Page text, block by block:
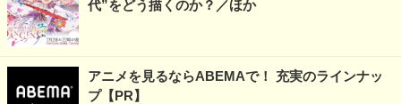
代”をどう描くのか？／ほか
アニメを見るならABEMAで！ 充実のラインナッ
プ【PR】